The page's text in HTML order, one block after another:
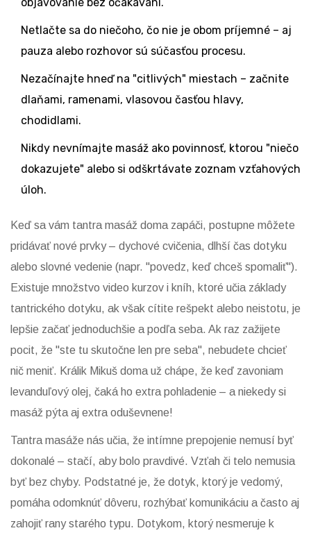
Netlačte sa do niečoho, čo nie je obom príjemné – aj
pauza alebo rozhovor sú súčasťou procesu.
Nezačínajte hneď na "citlivých" miestach – začnite
dlaňami, ramenami, vlasovou časťou hlavy,
chodidlami.
Nikdy nevnímajte masáž ako povinnosť, ktorou "niečo
dokazujete" alebo si odškrtávate zoznam vzťahových
úloh.
Keď sa vám tantra masáž doma zapáči, postupne môžete
pridávať nové prvky – dychové cvičenia, dlhší čas dotyku
alebo slovné vedenie (napr. "povedz, keď chceš spomaliť").
Existuje množstvo video kurzov i kníh, ktoré učia základy
tantrického dotyku, ak však cítite rešpekt alebo neistotu, je
lepšie začať jednoduchšie a podľa seba. Ak raz zažijete
pocit, že "ste tu skutočne len pre seba", nebudete chcieť
nič meniť. Králik Mikuš doma už chápe, že keď zavoniam
levanduľový olej, čaká ho extra pohladenie – a niekedy si
masáž pýta aj extra oduševnene!
Tantra masáže nás učia, že intímne prepojenie nemusí byť
dokonalé – stačí, aby bolo pravdivé. Vzťah či telo nemusia
byť bez chyby. Podstatné je, že dotyk, ktorý je vedomý,
pomáha odomknúť dôveru, rozhýbať komunikáciu a často aj
zahojiť rany starého typu. Dotykom, ktorý nesmeruje k